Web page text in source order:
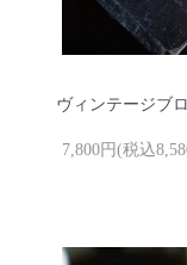
ヴィンテージブ
7,800円(税込